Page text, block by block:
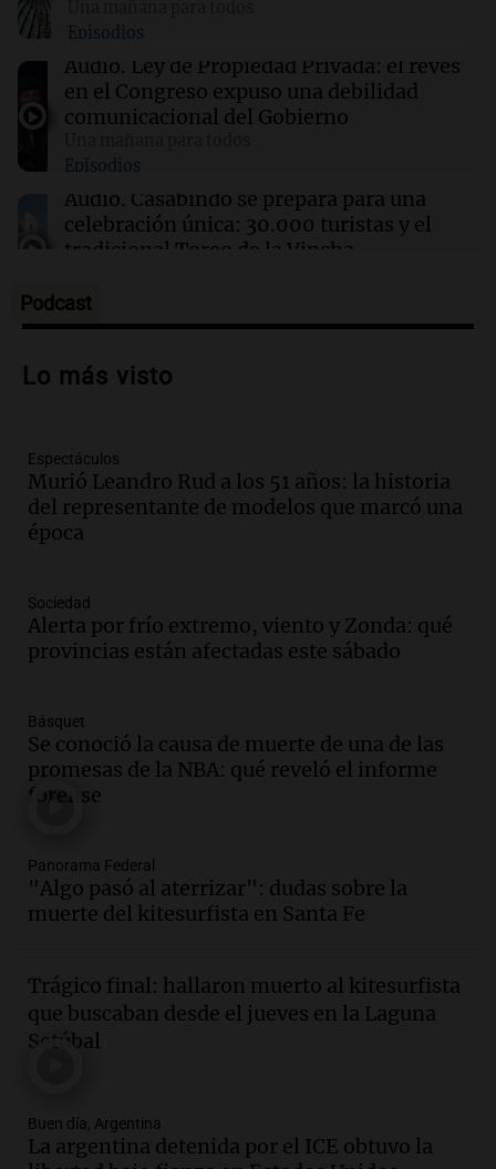
12:39 Sociedad
“Rosarino de alma y corazón”: Javkin
despidió a Jorge Messi
12:35 Sociedad
Se incendió un colectivo en Arroyito: hubo 22
pasajeros evacuados
Episodios
Audio. Ley de Propiedad Privada: el revés
en el Congreso expuso una debilidad
comunicacional del Gobierno
Episodios
Audio. Casabindo se prepara para una
celebración única: 30.000 turistas y el
tradicional Toreo de la Vincha
Episodios
Audio.Borges, abogada de Pourrain:
hacerle preguntas y nunca regresó"
Audio.
metros del río Suquía y retiraron hasta
800 kilos de basura por jornada
Una mañana para todos
Audio.
firmó Jorge Messi para el primer
contrato de Leo con Barcelona
Audio. Joan Gaspart: "Sin Jorge, no sé si
Messi hubiera llegado adonde llegó"
Una mañana para todos
Audio.El orgullo y el sueño argentino de
Jorge Messi en una entrevista con Rony
Vargas en 2007
Audio.El abuelo de Agostina Vega, tras
las nuevas detenciones: "En esa casa
todos tenían algo que ver"
Audio.Nutricionista derribó el mito del
desayuno ideal: ¿ qué alimentos
Podcast
Lo más visto
Espectáculos
Murió Leandro Rud a los 51 años: la historia
del representante de modelos que marcó una
época
Sociedad
Alerta por frío extremo, viento y Zonda: qué
provincias están afectadas este sábado
Básquet
Se conoció la causa de muerte de una de las
promesas de la NBA: qué reveló el informe
forense
Panorama Federal
"Algo pasó al aterrizar": dudas sobre la
muerte del kitesurfista en Santa Fe
Trágico final: hallaron muerto al kitesurfista
que buscaban desde el jueves en la Laguna
Setúbal
Buen día, Argentina
La argentina detenida por el ICE obtuvo la